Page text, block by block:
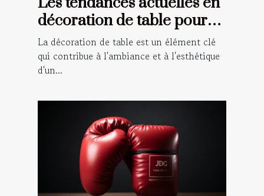
décoration de table pour
les événements spéciaux
La décoration de table est un élément clé
qui contribue à l'ambiance et à l'esthétique
d'un...